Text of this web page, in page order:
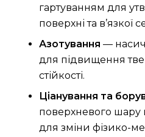
гартуванням для
поверхні та в’язкої
Азотування —
для підвищення
стійкості.
Ціанування та
поверхневого шару
для зміни фізико-